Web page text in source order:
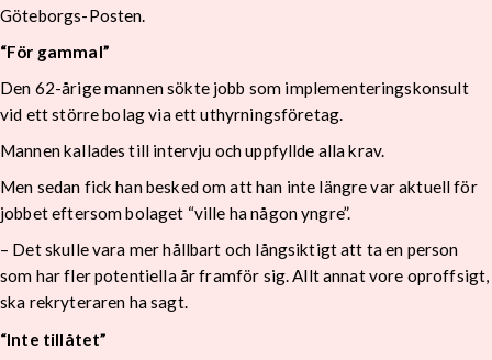
Göteborgs-Posten.
“För gammal”
Den 62-årige mannen sökte jobb som implementeringskonsult
vid ett större bolag via ett uthyrningsföretag.
Mannen kallades till intervju och uppfyllde alla krav.
Men sedan fick han besked om att han inte längre var aktuell för
jobbet eftersom bolaget “ville ha någon yngre”.
– Det skulle vara mer hållbart och långsiktigt att ta en person
som har fler potentiella år framför sig. Allt annat vore oproffsigt,
ska rekryteraren ha sagt.
“Inte tillåtet”